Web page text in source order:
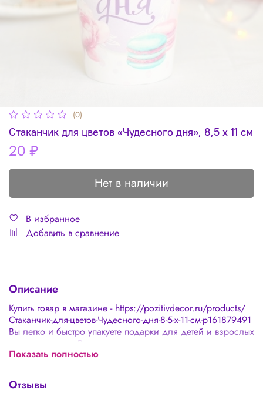
(0)
Стаканчик для цветов «Чудесного дня», 8,5 х 11 см
20 ₽
Нет в наличии
В избранное
Добавить в сравнение
Описание
Купить товар в магазине - https://pozitivdecor.ru/products/
Стаканчик-для-цветов-Чудесного-дня-8-5-х-11-см-p161879491
Вы легко и быстро упакуете подарки для детей и взрослых
своими руками. Вы сможете создать невероятную
цветочную композицию и красиво упаковать! - не нужна
композиций, сладостей - можно использовать в быту
Показать полностью
Отзывы